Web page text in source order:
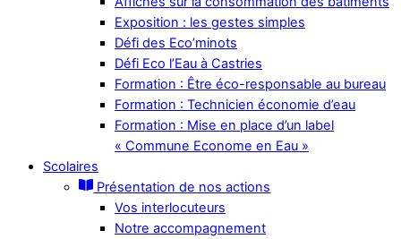
Exposition : les gestes simples
Défi des Eco’minots
Défi Eco l’Eau à Castries
Formation : Être éco-responsable au bureau
Formation : Technicien économie d’eau
Formation : Mise en place d’un label
« Commune Econome en Eau »
Scolaires
Présentation de nos actions
Vos interlocuteurs
Notre accompagnement